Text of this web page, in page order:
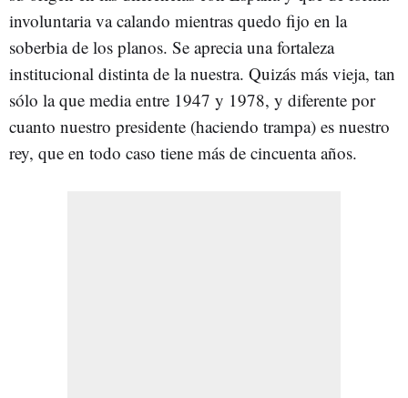
involuntaria va calando mientras quedo fijo en la
soberbia de los planos. Se aprecia una fortaleza
institucional distinta de la nuestra. Quizás más vieja, tan
sólo la que media entre 1947 y 1978, y diferente por
cuanto nuestro presidente (haciendo trampa) es nuestro
rey, que en todo caso tiene más de cincuenta años.